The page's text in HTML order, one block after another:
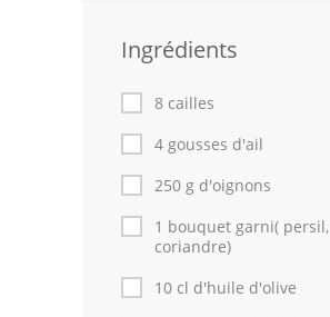
Chefs
Forum
Thèmes
Espace Personnel
Ingrédients
8 cailles
4 gousses d'ail
250 g d'oignons
1 bouquet garni( persil,
coriandre)
10 cl d'huile d'olive